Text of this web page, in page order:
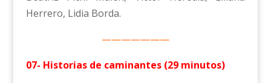
Herrero, Lidia Borda.
———————
07- Historias de caminantes (29 minutos)